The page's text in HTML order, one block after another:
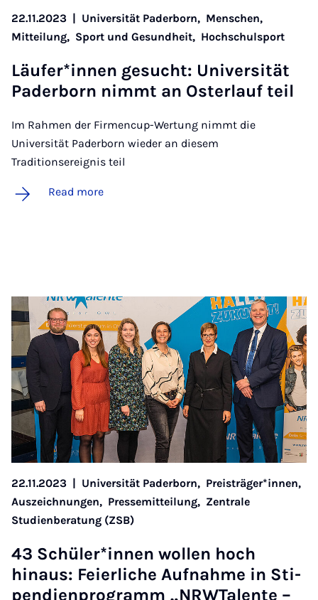
22.11.2023 | Universität Paderborn, Menschen,
Mitteilung, Sport und Gesundheit, Hochschulsport
Läufer­*innen ge­sucht: Uni­versität
Pader­born nim­mt an Os­ter­lauf teil
Im Rahmen der Firmencup-Wertung nimmt die
Universität Paderborn wieder an diesem
Traditionsereignis teil
Read more
22.11.2023 | Universität Paderborn, Preisträger*innen,
Auszeichnungen, Pressemitteilung, Zentrale
Studienberatung (ZSB)
43 Schüler­*innen wollen hoch
hinaus: Fei­er­liche Auf­nahme in Sti­
pen­di­en­pro­gramm „N­R­WTal­ente –